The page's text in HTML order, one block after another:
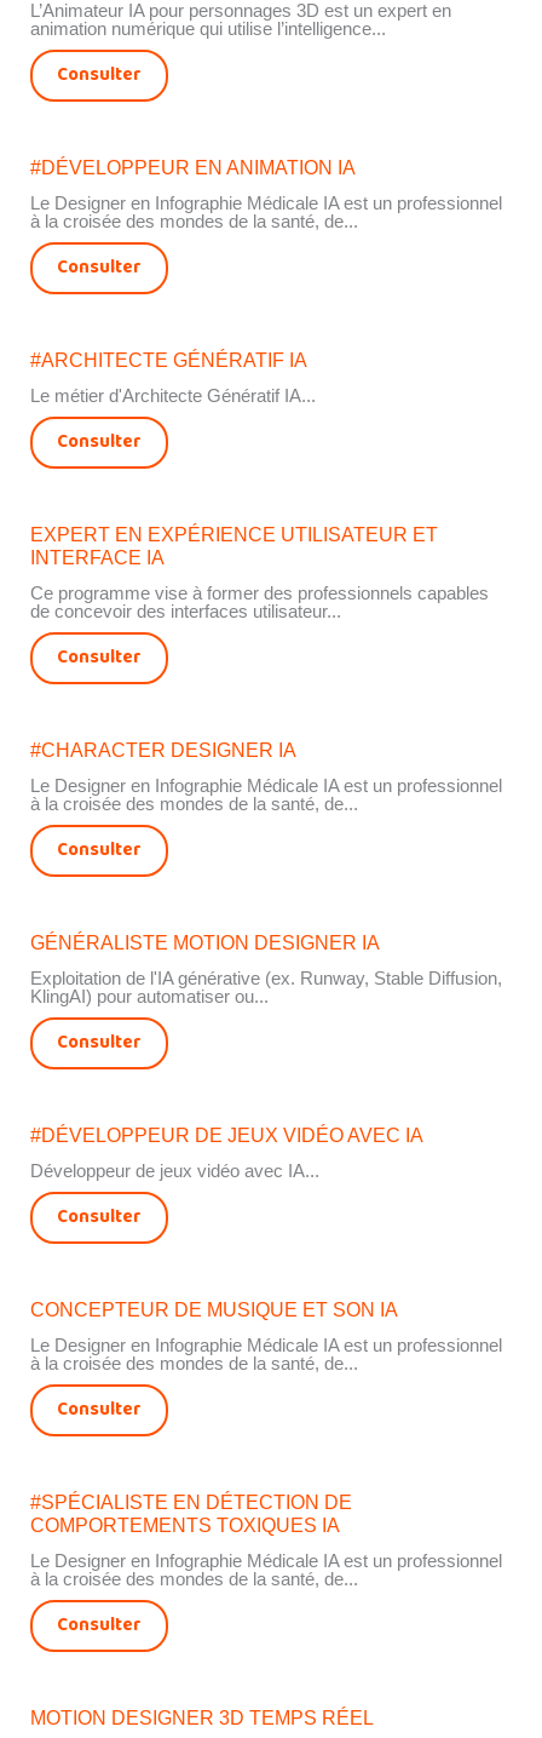
L’Animateur IA pour personnages 3D est un expert en
animation numérique qui utilise l’intelligence...
Consulter
#DÉVELOPPEUR EN ANIMATION IA
Le Designer en Infographie Médicale IA est un professionnel
à la croisée des mondes de la santé, de...
Consulter
#ARCHITECTE GÉNÉRATIF IA
Le métier d'Architecte Génératif IA...
Consulter
EXPERT EN EXPÉRIENCE UTILISATEUR ET
INTERFACE IA
Ce programme vise à former des professionnels capables
de concevoir des interfaces utilisateur...
Consulter
#CHARACTER DESIGNER IA
Le Designer en Infographie Médicale IA est un professionnel
à la croisée des mondes de la santé, de...
Consulter
GÉNÉRALISTE MOTION DESIGNER IA
Exploitation de l'IA générative (ex. Runway, Stable Diffusion,
KlingAI) pour automatiser ou...
Consulter
#DÉVELOPPEUR DE JEUX VIDÉO AVEC IA
Développeur de jeux vidéo avec IA...
Consulter
CONCEPTEUR DE MUSIQUE ET SON IA
Le Designer en Infographie Médicale IA est un professionnel
à la croisée des mondes de la santé, de...
Consulter
#SPÉCIALISTE EN DÉTECTION DE
COMPORTEMENTS TOXIQUES IA
Le Designer en Infographie Médicale IA est un professionnel
à la croisée des mondes de la santé, de...
Consulter
MOTION DESIGNER 3D TEMPS RÉEL